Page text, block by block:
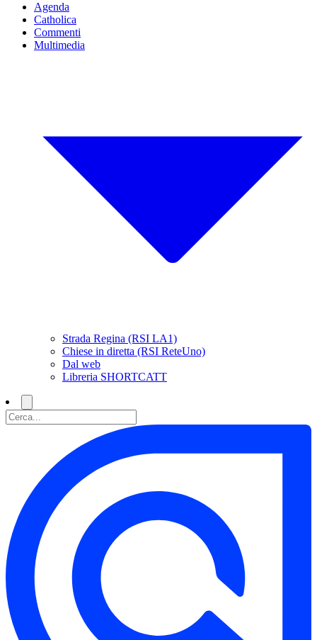
Agenda
Catholica
Commenti
Multimedia
Strada Regina (RSI LA1)
Chiese in diretta (RSI ReteUno)
Dal web
Libreria SHORTCATT